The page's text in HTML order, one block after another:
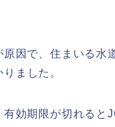
因で、住まいる水
ました。
効期限が切れると